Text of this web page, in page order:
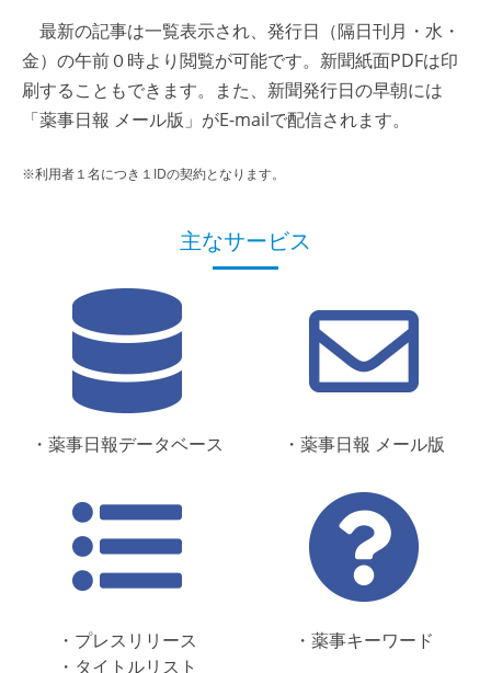
最新の記事は一覧表示され、発行日（隔日刊月・水・
金）の午前０時より閲覧が可能です。新聞紙面PDFは印
刷することもできます。また、新聞発行日の早朝には
「薬事日報 メール版」がE-mailで配信されます。
※利用者１名につき１IDの契約となります。
主なサービス
・薬事日報データベース ・薬事日報 メール版
・プレスリリース
・タイトルリスト
・薬事キーワード